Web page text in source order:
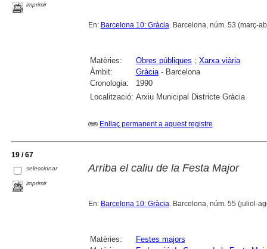
imprimir
En: Barcelona 10: Gràcia. Barcelona, núm. 53 (març-
Matèries: Obres públiques ; Xarxa viària
Àmbit:
Gràcia- Barcelona
Cronologia:
1990
Localització: Arxiu Municipal Districte Gràcia
Enllaç permanent a aquest registre
19 / 67
seleccionar
imprimir
Arriba el caliu de la Festa Major
En: Barcelona 10: Gràcia. Barcelona, núm. 55 (juliol-
Matèries:
Festes majors